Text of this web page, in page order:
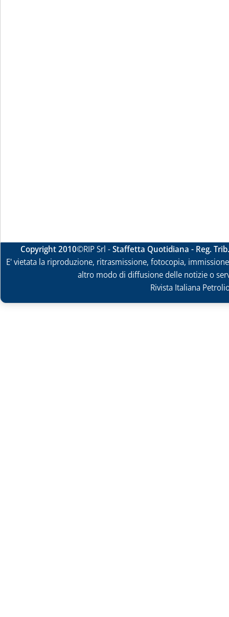
Copyright 2010©RIP Srl -Staffetta Quotidiana - Reg.
E' vietata la riproduzione, ritrasmissione, fotocopia,
altro modo di diffusione delle notizie o
Rivista Italiana